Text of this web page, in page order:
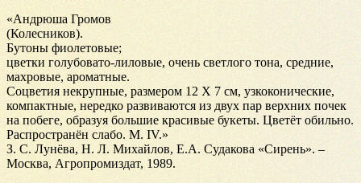
«Андрюша Громов
(Колесников).
Бутоны фиолетовые;
цветки голубовато-лиловые, очень светлого тона, средние,
махровые, ароматные.
Соцветия некрупные, размером 12 Х 7 см, узкоконические,
компактные, нередко развиваются из двух пар верхних почек
на побеге, образуя большие красивые букеты. Цветёт обильно.
Распространён слабо. М. IV.»
З. С. Лунёва, Н. Л. Михайлов, Е.А. Судакова «Сирень». –
Москва, Агропромиздат, 1989.